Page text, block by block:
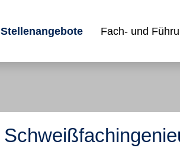
Stellenangebote Fach- und